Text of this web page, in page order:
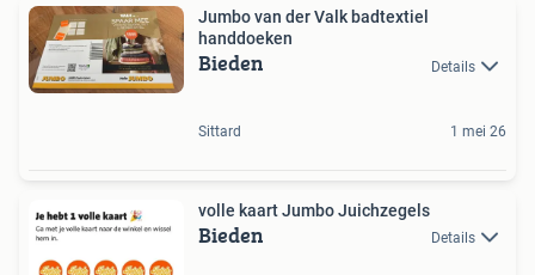
Jumbo van der Valk badtextiel
handdoeken
Bieden Details
Sittard 1 mei 26
volle kaart Jumbo Juichzegels
Bieden Details